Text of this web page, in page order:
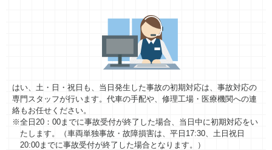
はい、土・日・祝日も、当日発生した事故の初期対応は、事故対応の
専門スタッフが行います。代車の手配や、修理工場・医療機関への連
絡もお任せください。
※全日20：00までに事故受付が終了した場合、当日中に初期対応をい
たします。（車両単独事故・故障損害は、平日17:30、土日祝日
20:00までに事故受付が終了した場合となります。）